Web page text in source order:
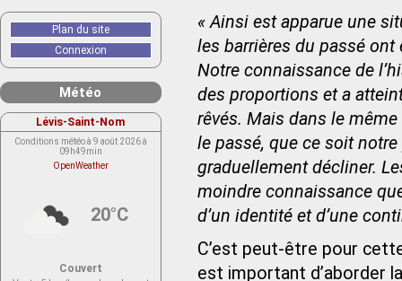
« Ainsi est apparue une
les barrières du passé
Notre connaissance de
des proportions et a
rêvés. Mais dans le
le passé, que ce soit
graduellement décliner.
moindre connaissance
d’un identité et d’une
C’est peut-être pour
est important d’aborder
Plan du site
Connexion
Météo
Lévis-Saint-Nom
Conditions météo à 9 août 2026 à
09h49min
OpenWeather
20°C
Couvert